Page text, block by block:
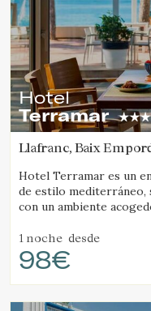
Hotel
Terramar
Llafranc, Baix
Hotel Terramar es un
de estilo mediterráneo,
con un ambiente
1 noche desde
98€